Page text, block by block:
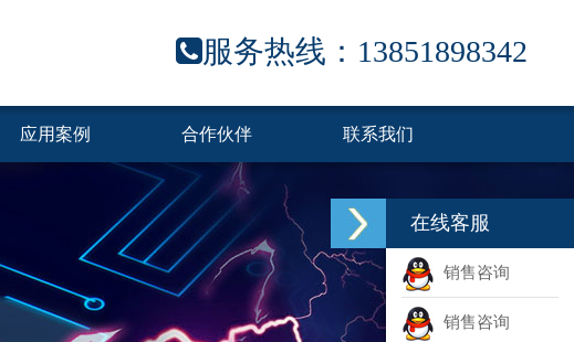
在线客服
销售咨询
销售咨询
服务热线： 13851898342
应用案例 合作伙伴 联系我们